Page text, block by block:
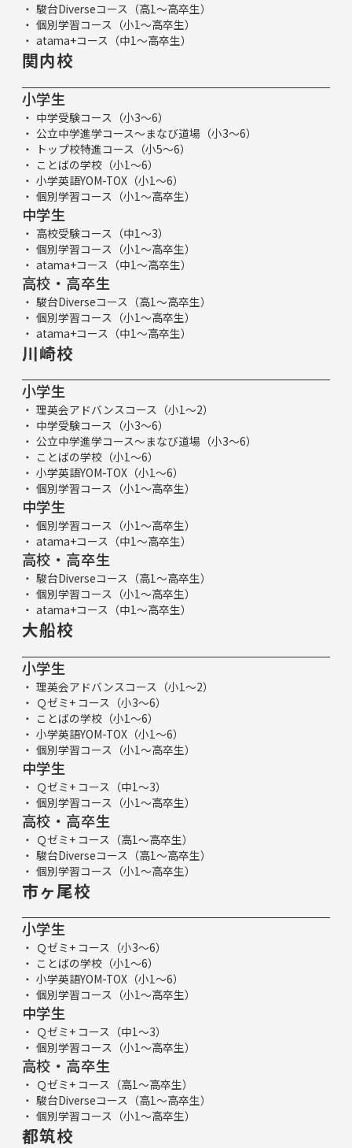
駿台Diverseコース（高1～高卒生）
個別学習コース（小1～高卒生）
atama+コース（中1～高卒生）
関内校
小学生
中学受験コース（小3～6）
公立中学進学コース～まなび道場（小3～6）
トップ校特進コース（小5～6）
ことばの学校（小1～6）
小学英語YOM-TOX（小1～6）
個別学習コース（小1～高卒生）
中学生
高校受験コース（中1～3）
個別学習コース（小1～高卒生）
atama+コース（中1～高卒生）
高校・高卒生
駿台Diverseコース（高1～高卒生）
個別学習コース（小1～高卒生）
atama+コース（中1～高卒生）
川崎校
小学生
理英会アドバンスコース（小1～2）
中学受験コース（小3～6）
公立中学進学コース～まなび道場（小3～6）
ことばの学校（小1～6）
小学英語YOM-TOX（小1～6）
個別学習コース（小1～高卒生）
中学生
個別学習コース（小1～高卒生）
atama+コース（中1～高卒生）
高校・高卒生
駿台Diverseコース（高1～高卒生）
個別学習コース（小1～高卒生）
atama+コース（中1～高卒生）
大船校
小学生
理英会アドバンスコース（小1～2）
Ｑゼミ+ コース（小3～6）
ことばの学校（小1～6）
小学英語YOM-TOX（小1～6）
個別学習コース（小1～高卒生）
中学生
Ｑゼミ+ コース（中1～3）
個別学習コース（小1～高卒生）
高校・高卒生
Ｑゼミ+ コース（高1～高卒生）
駿台Diverseコース（高1～高卒生）
個別学習コース（小1～高卒生）
市ヶ尾校
小学生
Ｑゼミ+ コース（小3～6）
ことばの学校（小1～6）
小学英語YOM-TOX（小1～6）
個別学習コース（小1～高卒生）
中学生
Ｑゼミ+ コース（中1～3）
個別学習コース（小1～高卒生）
高校・高卒生
Ｑゼミ+ コース（高1～高卒生）
駿台Diverseコース（高1～高卒生）
個別学習コース（小1～高卒生）
都筑校